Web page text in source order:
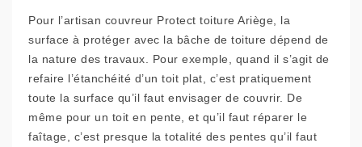
Pour l’artisan couvreur Protect toiture Ariège, la
surface à protéger avec la bâche de toiture dépend de
la nature des travaux. Pour exemple, quand il s’agit de
refaire l’étanchéité d’un toit plat, c’est pratiquement
toute la surface qu’il faut envisager de couvrir. De
même pour un toit en pente, et qu’il faut réparer le
faîtage, c’est presque la totalité des pentes qu’il faut